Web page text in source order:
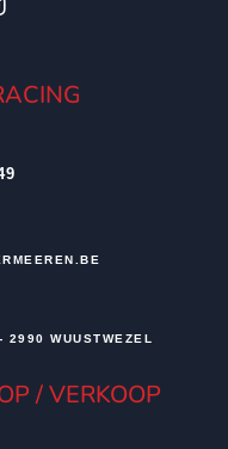
2990 WUUSTWEZEL
/ VERKOOP